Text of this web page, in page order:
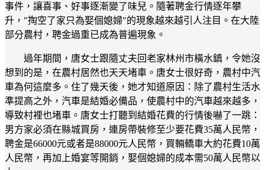
事件，讓喜事、好事逐漸變了味兒。隨著聘金行情逐年攀
升，"掏空了家只為娶個媳婦"的現象越來越引人注目。在大陸
部分農村，聘金過重已成為普遍現象。
過年期間，唐女士跟隨丈夫回老家林州市橫水鎮，令她沒
想到的是，在農村居然也天天堵車。唐女士很好奇，農村中汽
車為何這麼多。住了幾天後，她才知道原因：除了農村生活水
準提高之外，汽車是結婚必備品，使農村中的汽車越來越多，
導致村裡也堵車。唐女士打聽到結婚花費的行情後嚇了一跳：
男方家必須在縣城買房，連房帶裝修至少要花費35萬人民幣，
聘金是66000元或者是88000元人民幣，買輛轎車大約花費10萬
人民幣，再加上婚宴等開銷，娶個媳婦的成本需50萬人民幣以